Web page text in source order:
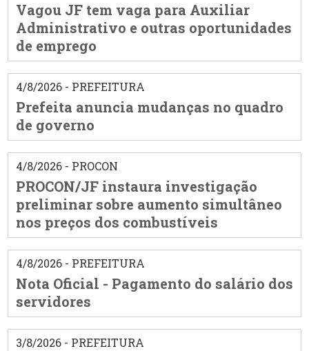
Vagou JF tem vaga para Auxiliar
Administrativo e outras oportunidades
de emprego
4/8/2026 - PREFEITURA
Prefeita anuncia mudanças no quadro
de governo
4/8/2026 - PROCON
PROCON/JF instaura investigação
preliminar sobre aumento simultâneo
nos preços dos combustíveis
4/8/2026 - PREFEITURA
Nota Oficial - Pagamento do salário dos
servidores
3/8/2026 - PREFEITURA